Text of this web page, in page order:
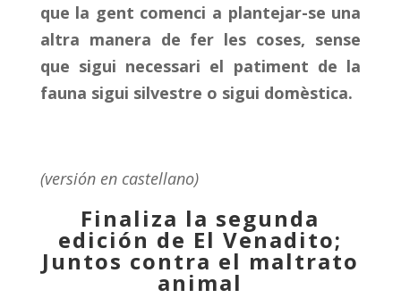
que la gent comenci a plantejar-se una
altra manera de fer les coses, sense
que sigui necessari el patiment de la
fauna sigui silvestre o sigui domèstica.
(versión en castellano)
Finaliza la segunda
edición de El Venadito;
Juntos contra el maltrato
animal